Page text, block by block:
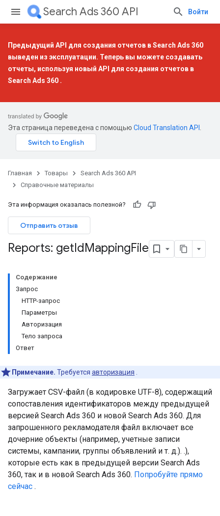
Search Ads 360 API Войти
Предыдущий API для создания отчетов в Search Ads 360
выведен из эксплуатации. Теперь вы можете создавать
отчеты, используя новый API для создания отчетов в
Search Ads 360 .
Эта страница переведена с помощью Cloud Translation API
Главная Товары
Search Ads 360 API
Справочные материалы
Эта информация оказалась полезной?
Отправить отзыв
Reports: getIdMappingFile
Содержание
Запрос
HTTP-запрос
Параметры
Авторизация
Тело запроса
Ответ
Примечание. Требуется авторизация
Загружает CSV-файл (в кодировке UTF-8), содержащий
сопоставления идентификаторов между предыдущей
версией Search Ads 360 и новой Search Ads 360. Для
запрошенного рекламодателя файл включает все
дочерние объекты (например, учетные записи
системы, кампании, группы объявлений и т. д.). .),
которые есть как в предыдущей версии Search Ads
360, так и в новой Search Ads 360. Попробуйте прямо
сейчас .